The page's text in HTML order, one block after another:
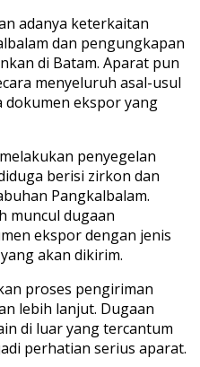
adanya keterkaitan
dan pengungkapan
di Batam. Aparat pun
menyeluruh asal-usul
ekspor yang
penyegelan
berisi zirkon dan
Pangkalbalam.
muncul dugaan
ekspor dengan jenis
akan dikirim.
proses pengiriman
lebih lanjut. Dugaan
di luar yang tercantum
perhatian serius aparat.